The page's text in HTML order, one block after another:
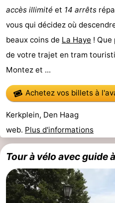
et
Lieux
d'intérêt
Musées
-
Points
vue
Attractions
Croisières
-
Divertissement
Terrains
-
accès illimité et 14 arrêts
vous qui décidez où
beaux coins de La Haye !
de votre trajet en tram
Montez et ...
Achetez vos billets à
Kerkplein, Den Haag
web. Plus d'informations
Tour à vélo avec guide